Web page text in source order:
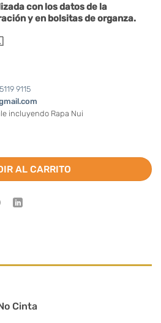
con los datos de la
y en bolsitas de organza.
9115
incluyendo Rapa Nui
Tarjeta (Valor por docena) cantidad
AL CARRITO
Cinta